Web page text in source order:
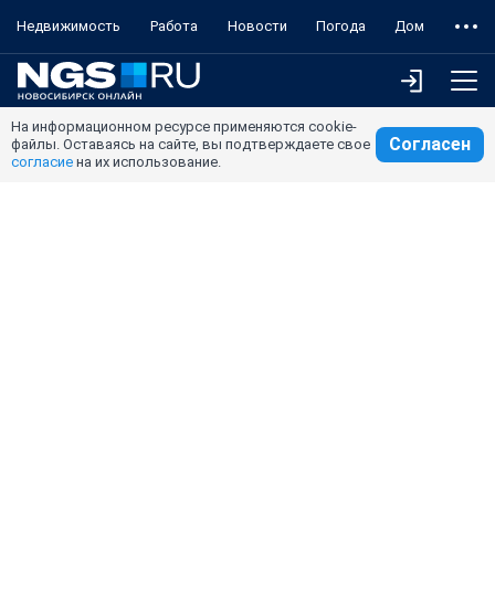
Недвижимость Работа Новости Погода Дом
На информационном ресурсе применяются cookie-
файлы. Оставаясь на сайте, вы подтверждаете свое
согласие на их использование.
Согласен